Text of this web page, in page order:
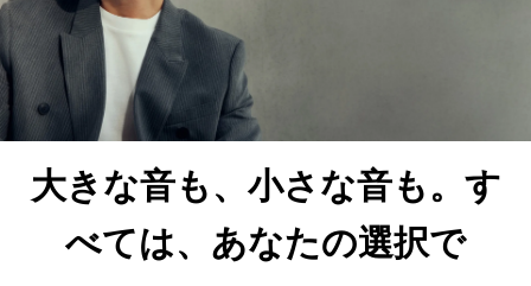
大きな音も、小さな音も。す
べては、あなたの選択で